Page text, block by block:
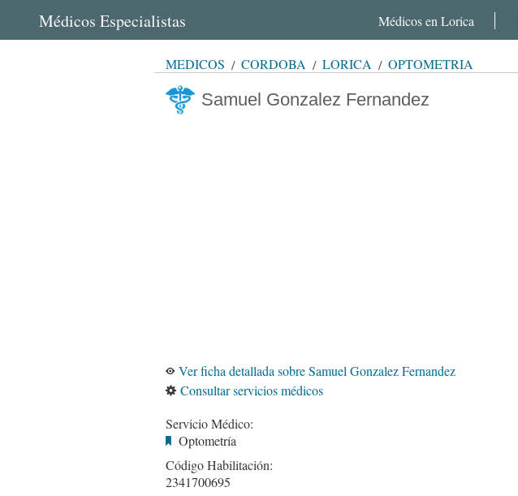
Médicos Especialistas Médicos en Lorica
MÉDICOS CÓRDOBA LORICA OPTOMETRÍA
Samuel Gonzalez Fernandez
Ver ficha detallada sobre Samuel Gonzalez Fernandez
Consultar servicios médicos
Servicio Médico:
Optometría
Código Habilitación:
2341700695